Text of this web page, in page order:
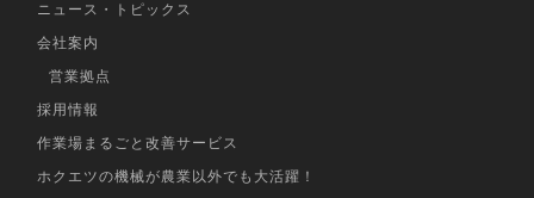
ニュース・トピックス
会社案内
営業拠点
採用情報
作業場まるごと改善サービス
ホクエツの機械が農業以外でも大活躍！